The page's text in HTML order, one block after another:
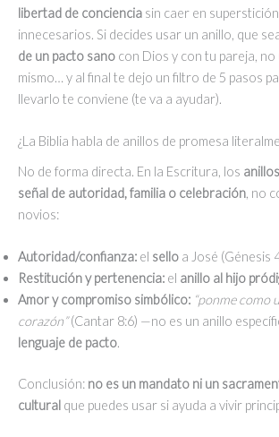
libertad de conciencia sin caer en
innecesarios. Si decides usar un anillo, que
de un pacto sano con Dios y con tu pareja, no
mismo… y al final te dejo un filtro de 5 pasos
llevarlo te conviene (te va a ayudar).
¿La Biblia habla de anillos de promesa
No de forma directa. En la Escritura, los anillos
señal de autoridad, familia o celebración, no
novios:
Autoridad/confianza: el sello a José (Génesis
Restitución y pertenencia: el anillo al hijo
Amor y compromiso simbólico: “ponme como
corazón”(Cantar 8:6) —no es un anillo
lenguaje de pacto.
Conclusión: no es un mandato ni un
cultural que puedes usar si ayuda a vivir